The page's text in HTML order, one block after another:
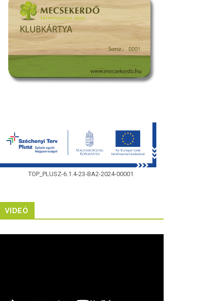
TOP_PLUSZ-6.1.4-23-BA2-2024-00001
VIDEÓ